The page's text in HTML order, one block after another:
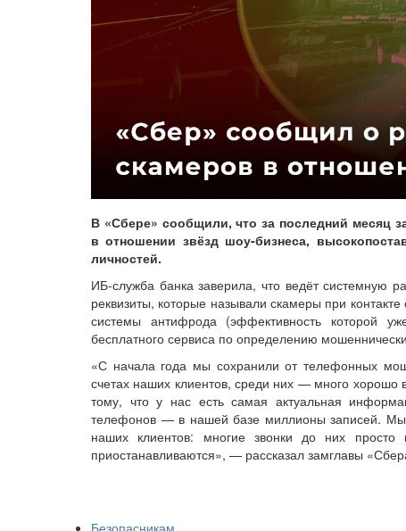
В «Сбере» сообщили, что за последний месяц
в отношении звёзд шоу-бизнеса,
личностей.
ИБ-служба банка заверила, что ведёт системную
реквизиты, которые называли скамеры при
системы антифрода (эффективность которой
бесплатного сервиса по определению
«С начала года мы сохранили от телефонных
счетах наших клиентов, среди них — много хорошо
тому, что у нас есть самая актуальная
телефонов — в нашей базе миллионы записей. Мы
наших клиентов: многие звонки до них просто
приостанавливаются», — рассказал замглавы
Безопасникам